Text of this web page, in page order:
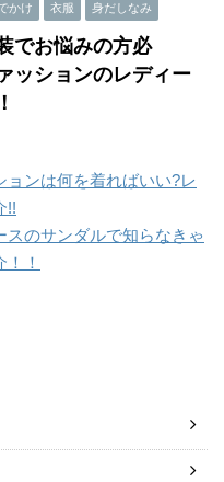
かけ 衣服 身だしなみ
でお悩みの方必
ッションのレディー
ンは何を着ればいい?レ
!!
のサンダルで知らなきゃ
！